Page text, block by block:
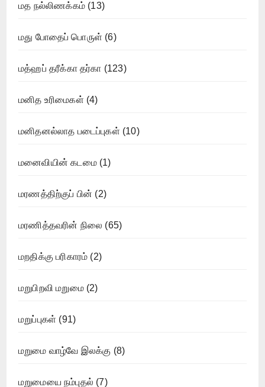
மத நல்லிணக்கம் (13)
மது போதைப் பொருள் (6)
மத்ஹப் தரீக்கா தர்கா (123)
மனித உரிமைகள் (4)
மனிதனல்லாத படைப்புகள் (10)
மனைவியின் கடமை(1)
மரணத்திற்குப் பின் (2)
மரணித்தவரின் நிலை (65)
மறதிக்கு பரிகாரம் (2)
மறுபிறவி மறுமை(2)
மறுப்புகள் (91)
மறுமை வாழ்வே இலக்கு (8)
மறுமையை நம்புதல் (7)